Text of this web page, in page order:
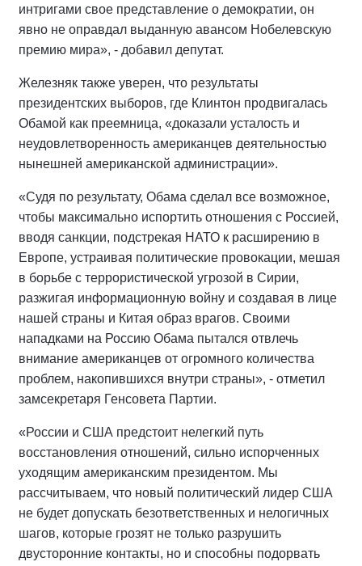
интригами свое представление о демократии, он
явно не оправдал выданную авансом Нобелевскую
премию мира», - добавил депутат.
Железняк также уверен, что результаты
президентских выборов, где Клинтон продвигалась
Обамой как преемница, «доказали усталость и
неудовлетворенность американцев деятельностью
нынешней американской администрации».
«Судя по результату, Обама сделал все возможное,
чтобы максимально испортить отношения с Россией,
вводя санкции, подстрекая НАТО к расширению в
Европе, устраивая политические провокации, мешая
в борьбе с террористической угрозой в Сирии,
разжигая информационную войну и создавая в лице
нашей страны и Китая образ врагов. Своими
нападками на Россию Обама пытался отвлечь
внимание американцев от огромного количества
проблем, накопившихся внутри страны», - отметил
замсекретаря Генсовета Партии.
«России и США предстоит нелегкий путь
восстановления отношений, сильно испорченных
уходящим американским президентом. Мы
рассчитываем, что новый политический лидер США
не будет допускать безответственных и нелогичных
шагов, которые грозят не только разрушить
двусторонние контакты, но и способны подорвать